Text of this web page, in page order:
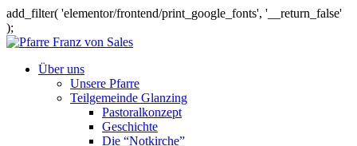
add_filter( 'elementor/frontend/print_google_fonts', '__return_false'
);
Über uns
Unsere Pfarre
Teilgemeinde Glanzing
Pastoralkonzept
Geschichte
Die “Notkirche”